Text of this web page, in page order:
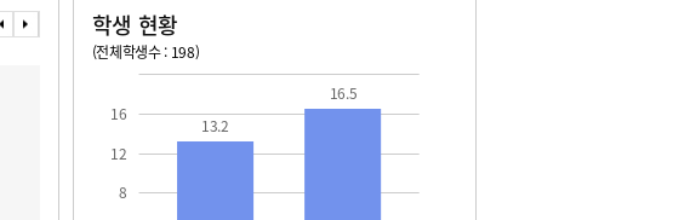
2026. 08. 15 토 ~ 2026. 08. 21 금
08. 15 토 - 광복절
08. 17 월 - 대체공휴일
학생 현황
(전체학생수 : 198)
8
12
16
13.2
16.5